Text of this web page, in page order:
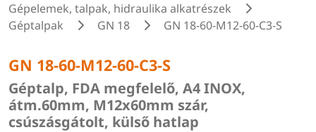
Gépelemek, talpak, hidraulika alkatrészek
Géptalpak
GN 18 GN 18-60-M12-60-C3-S
GN 18-60-M12-60-C3-S
Géptalp, FDA megfelelő, A4 INOX,
átm.60mm, M12x60mm szár,
csúszásgátolt, külső hatlap